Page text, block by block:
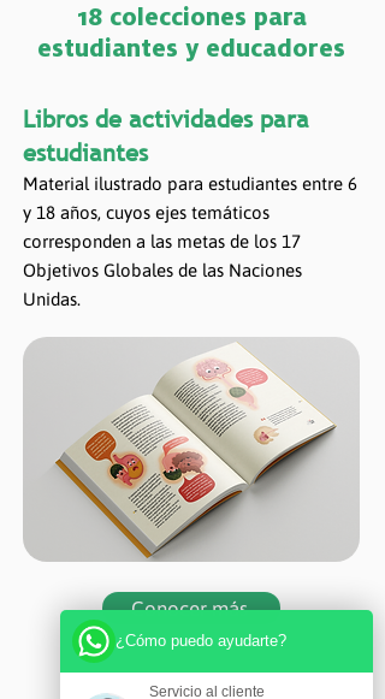
18 colecciones para
estudiantes y educadores
Libros de actividades para
estudiantes
Material ilustrado para estudiantes entre 6
y 18 años, cuyos ejes temáticos
corresponden a las metas de los 17
Objetivos Globales de las Naciones
Unidas​.
Conocer más
¿Cómo puedo ayudarte?
Servicio al cliente